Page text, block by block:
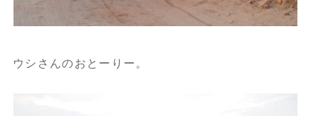
ウシさんのおとーりー。